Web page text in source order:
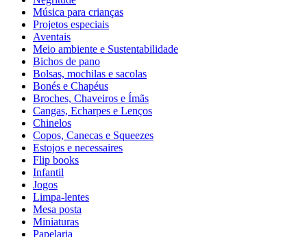
Música para crianças
Projetos especiais
Aventais
Meio ambiente e Sustentabilidade
Bichos de pano
Bolsas, mochilas e sacolas
Bonés e Chapéus
Broches, Chaveiros e Ímãs
Cangas, Echarpes e Lenços
Chinelos
Copos, Canecas e Squeezes
Estojos e necessaires
Flip books
Infantil
Jogos
Limpa-lentes
Mesa posta
Miniaturas
Papelaria